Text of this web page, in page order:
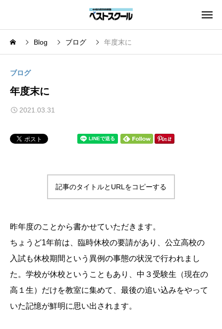
Blog ブログ 年度末に
ブログ
年度末に
2021.03.31
記事のタイトルとURLをコピーする
昨年度のことから書かせていただきます。
ちょうど1年前は、臨時休校の要請があり、公立高校の
入試も休校期間という異例の事態の状況で行われまし
た。学校が休校ということもあり、中３受験生（現在の
高１生）だけを教室に集めて、最後の追い込みをやって
いた記憶が鮮明に思い出されます。